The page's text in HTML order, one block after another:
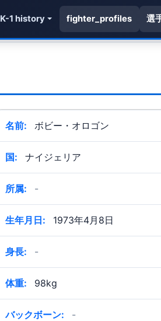
K-1 history fighter_profiles 選
名前: ボビー・オロゴン
国: ナイジェリア
所属: -
生年月日: 1973年4月8日
身長: -
体重: 98kg
バックボーン: -